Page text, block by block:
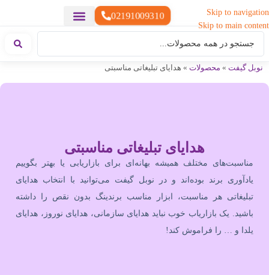
Skip to navigation
Skip to main content
02191009310
نوبل گیفت » محصولات » هدایای تبلیغاتی مناسبتی
هدایای تبلیغاتی مناسبتی
مناسبت‌های مختلف همیشه بهانه‌ای برای بازاریابی یا بهتر بگوییم
یادآوری برند بوده‌اند و در نوبل گیفت می‌توانید با انتخاب هدایای
تبلیغاتی هر مناسبت، ابزار مناسب برندینگ بدون نقص را داشته
باشید. یک بازاریاب خوب نباید هدایای سازمانی، هدایای نوروز، هدایای
یلدا و … را فراموش کند!